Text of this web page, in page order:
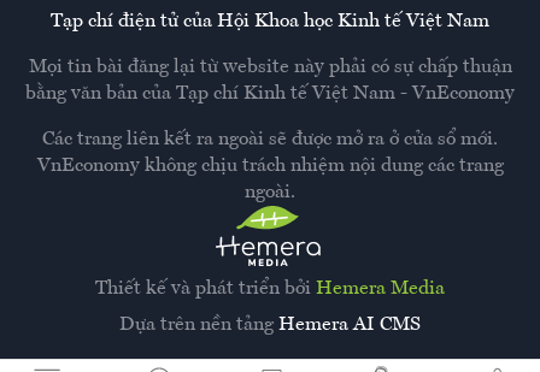
Thiết kế và phát triển bởi Hemera Media
Dựa trên nền tảng Hemera AI CMS
Tạp chí điện tử của Hội Khoa học Kinh tế Việt Nam
Mọi tin bài đăng lại từ website này phải có sự chấp thuận
bằng văn bản của Tạp chí Kinh tế Việt Nam - VnEconomy
Các trang liên kết ra ngoài sẽ được mở ra ở cửa sổ mới.
VnEconomy không chịu trách nhiệm nội dung các trang
ngoài.